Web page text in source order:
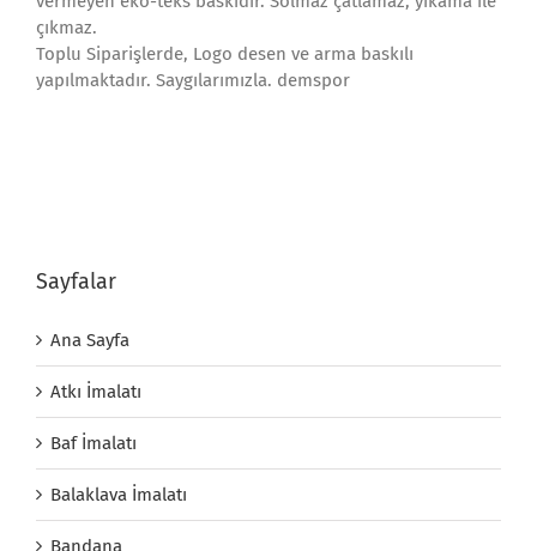
çıkmaz.
Toplu Siparişlerde, Logo desen ve arma baskılı
yapılmaktadır. Saygılarımızla. demspor
Sayfalar
Ana Sayfa
Atkı İmalatı
Baf İmalatı
Balaklava İmalatı
Bandana